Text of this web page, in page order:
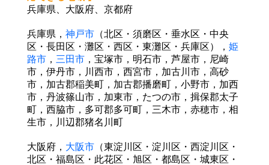
兵庫県、大阪府、京都府
兵庫県， 神戸市（北区・須磨区・垂水区・中央
区・長田区・灘区・西区・東灘区・兵庫区）， 姫
路市， 三田市，宝塚市，明石市，芦屋市，尼崎
市，伊丹市，川西市，西宮市，加古川市，高砂
市，加古郡稲美町，加古郡播磨町，小野市，加西
市，丹波篠山市，加東市，たつの市，揖保郡太子
町，西脇市， 多可郡多可町，三木市，赤穂市，相
生市，川辺郡猪名川町
大阪府， 大阪市（東淀川区・淀川区・西淀川区・
北区・福島区・此花区・旭区・都島区・城東区・